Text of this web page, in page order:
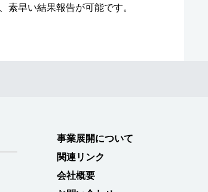
早い結果報告が可能です。
事業展開について
関連リンク
会社概要